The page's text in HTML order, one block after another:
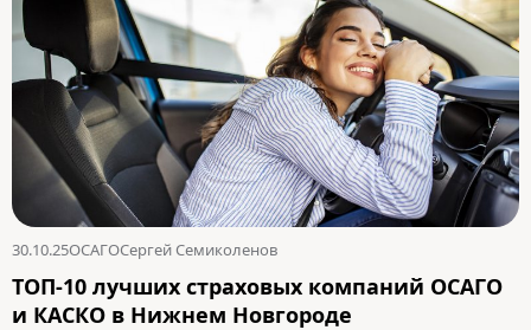
30.10.25ОСАГОСергей Семиколенов
ТОП-10 лучших страховых компаний ОСАГО
и КАСКО в Нижнем Новгороде